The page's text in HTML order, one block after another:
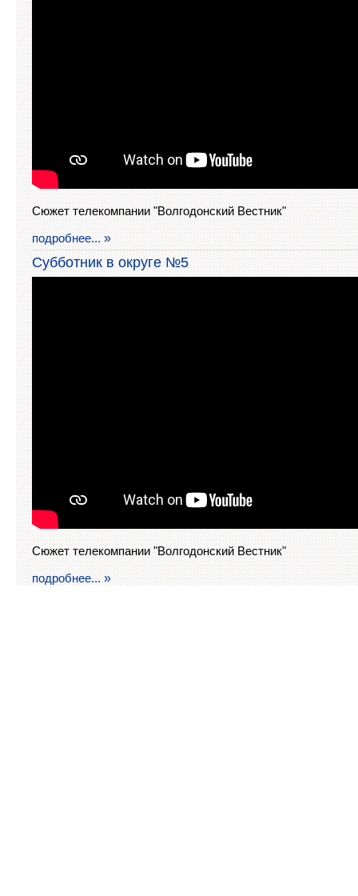
Сюжет телекомпании "Волгодонский Вестник"
подробнее...
Субботник в округе №5
Сюжет телекомпании "Волгодонский Вестник"
подробнее...